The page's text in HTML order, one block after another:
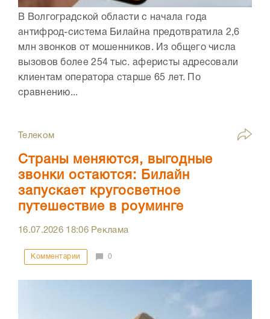
В Волгоградской области с начала года
антифрод-система Билайна предотвратила 2,6
млн звонков от мошенников. Из общего числа
вызовов более 254 тыс. аферисты адресовали
клиентам оператора старше 65 лет. По
сравнению...
Телеком
Страны меняются, выгодные
звонки остаются: Билайн
запускает кругосветное
путешествие в роуминге
16.07.2026 18:06Реклама
Комментарии 0